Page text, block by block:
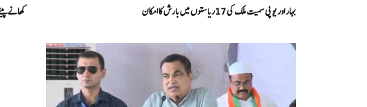
بہار اور یو پی سمیت ملک کی 17ریاستوں میں بارش کا امکان کھانے پینے کی 36 بڑی اشیاء میں سے 35